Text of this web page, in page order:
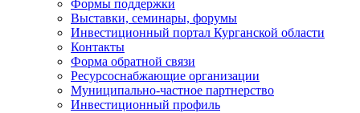
Формы поддержки
Выставки, семинары, форумы
Инвестиционный портал Курганской области
Контакты
Форма обратной связи
Ресурсоснабжающие организации
Муниципально-частное партнерство
Инвестиционный профиль